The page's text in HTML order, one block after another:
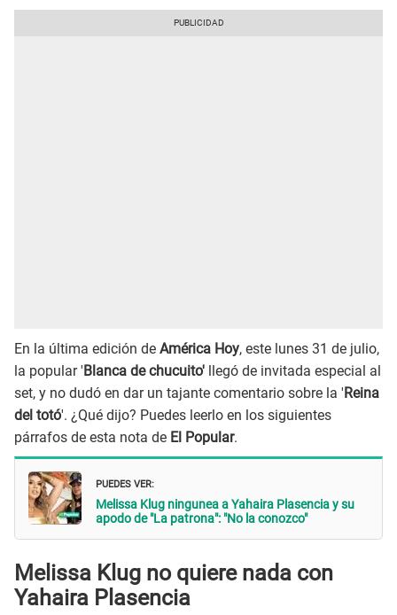
En la última edición de América Hoy, este lunes 31 de julio,
la popular 'Blanca de chucuito' llegó de invitada especial al
set, y no dudó en dar un tajante comentario sobre la 'Reina
del totó'. ¿Qué dijo? Puedes leerlo en los siguientes
párrafos de esta nota de El Popular.
PUEDES VER:
Melissa Klug ningunea a Yahaira Plasencia y su
apodo de "La patrona": "No la conozco"
Melissa Klug no quiere nada con
Yahaira Plasencia